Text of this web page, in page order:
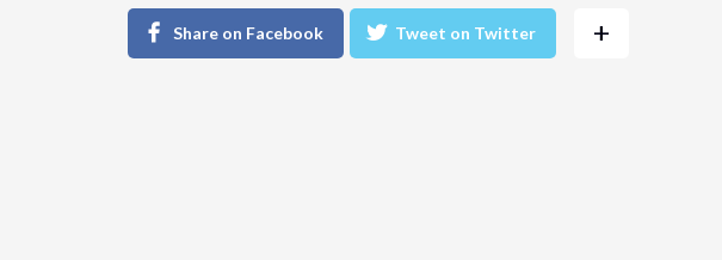
Share on Facebook Tweet on Twitter +